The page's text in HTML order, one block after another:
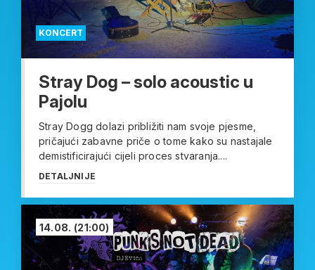
KONCERT
Stray Dog – solo acoustic u
Pajolu
Stray Dogg dolazi približiti nam svoje pjesme,
pričajući zabavne priče o tome kako su nastajale
demistificirajući cijeli proces stvaranja....
DETALJNIJE
14.08. (21:00)